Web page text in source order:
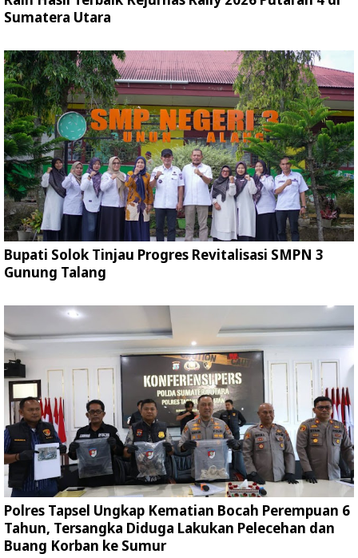
Sumatera Utara
Bupati Solok Tinjau Progres Revitalisasi SMPN 3
Gunung Talang
Polres Tapsel Ungkap Kematian Bocah Perempuan 6
Tahun, Tersangka Diduga Lakukan Pelecehan dan
Buang Korban ke Sumur